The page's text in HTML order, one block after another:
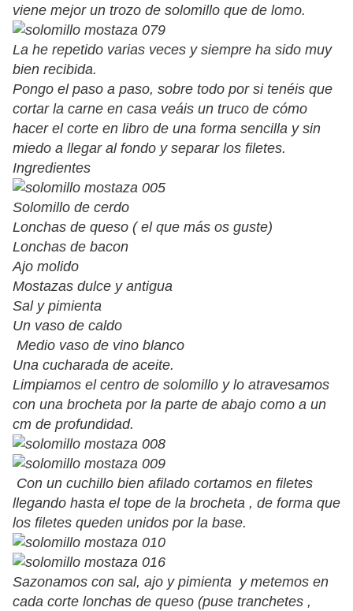
viene mejor un trozo de solomillo que de lomo.
La he repetido varias veces y siempre ha sido muy
bien recibida.
Pongo el paso a paso, sobre todo por si tenéis que
cortar la carne en casa veáis un truco de cómo
hacer el corte en libro de una forma sencilla y sin
miedo a llegar al fondo y separar los filetes.
Ingredientes
Solomillo de cerdo
Lonchas de queso ( el que más os guste)
Lonchas de bacon
Ajo molido
Mostazas dulce y antigua
Sal y pimienta
Un vaso de caldo
Medio vaso de vino blanco
Una cucharada de aceite.
Limpiamos el centro de solomillo y lo atravesamos
con una brocheta por la parte de abajo como a un
cm de profundidad.
Con un cuchillo bien afilado cortamos en filetes
llegando hasta el tope de la brocheta , de forma que
los filetes queden unidos por la base.
Sazonamos con sal, ajo y pimienta y metemos en
cada corte lonchas de queso (puse tranchetes ,